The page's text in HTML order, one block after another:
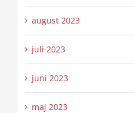
august 2023
juli 2023
juni 2023
maj 2023